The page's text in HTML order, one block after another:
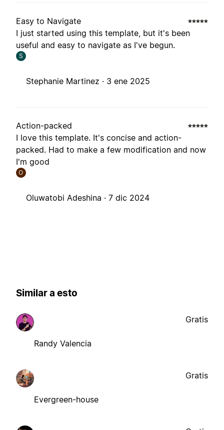
Easy to Navigate
I just started using this template, but it's been
useful and easy to navigate as I've begun.
S
Stephanie Martinez · 3 ene 2025
Action-packed
I love this template. It's concise and action-
packed. Had to make a few modification and now
I'm good
O
Oluwatobi Adeshina · 7 dic 2024
Similar a esto
Randy Valencia
Gratis
Evergreen-house
Gratis